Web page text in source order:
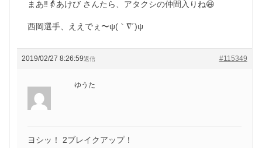
まあ‼️👵あけび さんたら、アタクシの仲間入りね😆
西岡選手、ええでぇ〜ψ(｀∇´)ψ
2019/02/27 8:26:59 #115349
返信
ゆうた
ヨシッ！ 2ブレイクアップ！